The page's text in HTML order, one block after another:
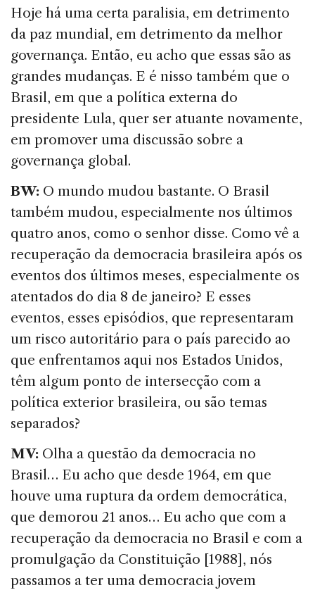
Hoje há uma certa paralisia, em detrimento
da paz mundial, em detrimento da melhor
governança. Então, eu acho que essas são as
grandes mudanças. E é nisso também que o
Brasil, em que a política externa do
presidente Lula, quer ser atuante novamente,
em promover uma discussão sobre a
governança global.
BW: O mundo mudou bastante. O Brasil
também mudou, especialmente nos últimos
quatro anos, como o senhor disse. Como vê a
recuperação da democracia brasileira após os
eventos dos últimos meses, especialmente os
atentados do dia 8 de janeiro? E esses
eventos, esses episódios, que representaram
um risco autoritário para o país parecido ao
que enfrentamos aqui nos Estados Unidos,
têm algum ponto de intersecção com a
política exterior brasileira, ou são temas
separados?
MV: Olha a questão da democracia no
Brasil… Eu acho que desde 1964, em que
houve uma ruptura da ordem democrática,
que demorou 21 anos… Eu acho que com a
recuperação da democracia no Brasil e com a
promulgação da Constituição [1988], nós
passamos a ter uma democracia jovem